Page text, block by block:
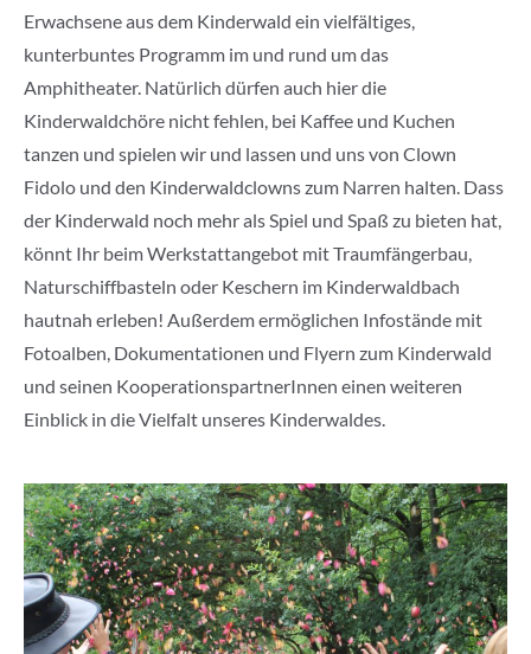
Erwachsene aus dem Kinderwald ein vielfältiges,
kunterbuntes Programm im und rund um das
Amphitheater. Natürlich dürfen auch hier die
Kinderwaldchöre nicht fehlen, bei Kaffee und Kuchen
tanzen und spielen wir und lassen und uns von Clown
Fidolo und den Kinderwaldclowns zum Narren halten. Dass
der Kinderwald noch mehr als Spiel und Spaß zu bieten hat,
könnt Ihr beim Werkstattangebot mit Traumfängerbau,
Naturschiffbasteln oder Keschern im Kinderwaldbach
hautnah erleben! Außerdem ermöglichen Infostände mit
Fotoalben, Dokumentationen und Flyern zum Kinderwald
und seinen KooperationspartnerInnen einen weiteren
Einblick in die Vielfalt unseres Kinderwaldes.